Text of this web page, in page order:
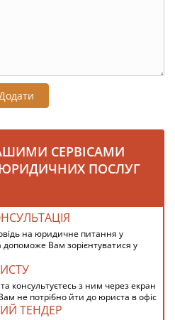
СЕРВІСАМИ
ПОСЛУГ
на юридичне питання у
Вам зорієнтуватися у
консультуєтесь з ним через екран
не потрібно йти до юриста в офіс
ТЕНДЕР